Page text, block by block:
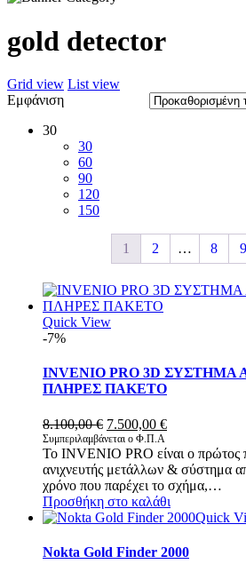
gold detector
Grid view List view
Εμφάνιση
30
30
60
90
120
150
1 2 … 8 9
Quick View
-7%
INVENIO PRO 3D ΣΥΣΤΗΜΑ
ΠΛΗΡΕΣ ΠΑΚΕΤΟ
8.100,00€ Original
price
was:
8.100,00 €.
7.500,00 €Η
τιμή
είναι:
7.500,00 €.
Συμπεριλαμβάνεται ο Φ.Π.Α
Το INVENIO PRO είναι ο πρώτος
ανιχνευτής μετάλλων & σύστημα
χρόνο που παρέχει το σχήμα,…
Προσθήκη στο καλάθι
Quick
Nokta Gold Finder 2000